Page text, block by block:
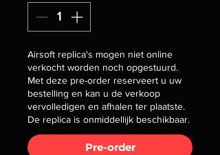
Airsoft replica's mogen niet online
verkocht worden noch opgestuurd.
Met deze pre-order reserveert u uw
bestelling en kan u de verkoop
vervolledigen en afhalen ter plaatste.
De replica is onmiddellijk beschikbaar.
Pre-order